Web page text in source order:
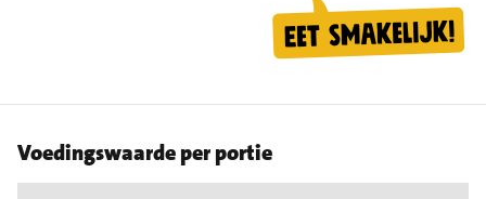
Voedingswaarde per portie